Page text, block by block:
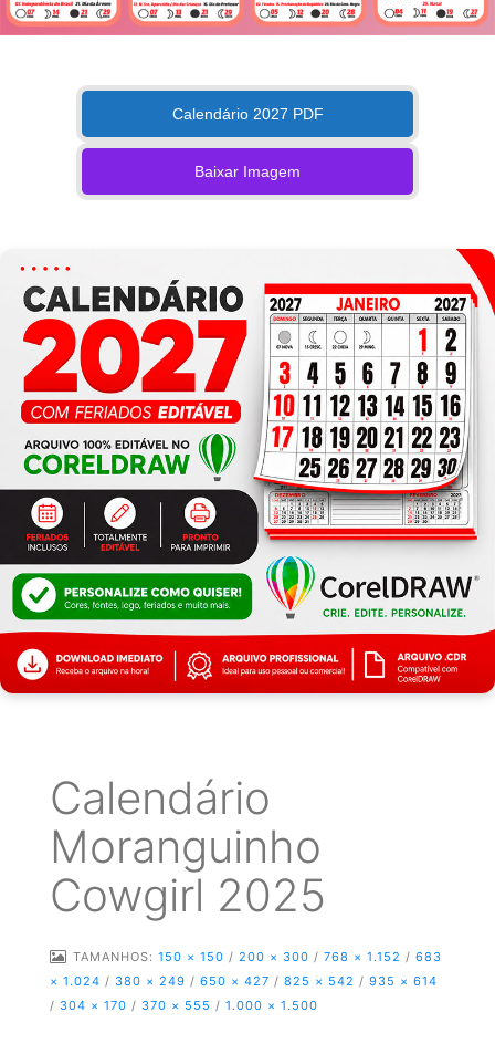
Calendário 2027 PDF
Baixar Imagem
Calendário
Moranguinho
Cowgirl 2025
TAMANHOS: 150 × 150 / 200 × 300 / 768 × 1.152 / 683
× 1.024 / 380 × 249 / 650 × 427 / 825 × 542 / 935 × 614
/ 304 × 170 / 370 × 555 / 1.000 × 1.500